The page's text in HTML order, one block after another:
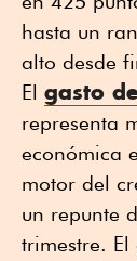
hasta un
alto desde
El gasto
representa
económica
motor del
un repunte
trimestre.